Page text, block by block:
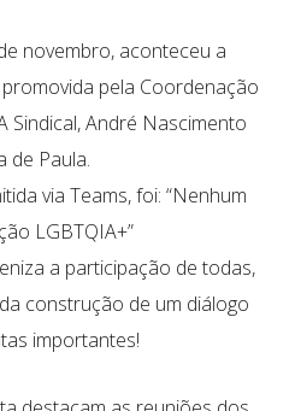
novembro, aconteceu a
pela Coordenação
Sindical, André Nascimento
de Paula.
via Teams, foi: “Nenhum
LGBTQIA+”
a participação de todas,
construção de um diálogo
importantes!